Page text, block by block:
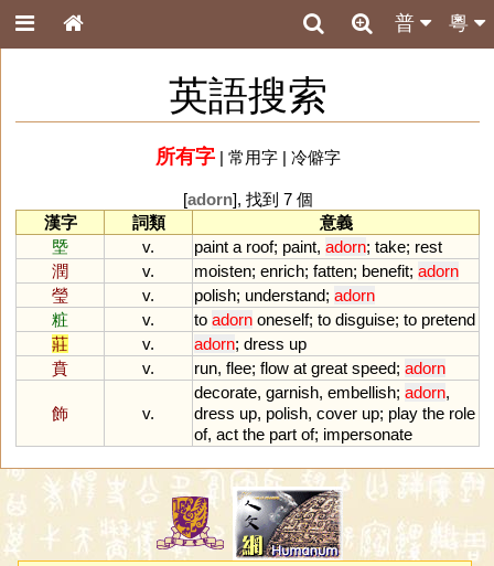
粵
普
英語搜索
所有字| 常用字| 冷僻字
[adorn], 找到 7 個
漢字
詞類
意義
塈
v. paint a roof; paint, adorn; take; rest
潤
v. moisten; enrich; fatten; benefit; adorn
瑩
v. polish; understand; adorn
粧
v. to adorn oneself; to disguise; to pretend
莊
v. adorn; dress up
賁
v. run, flee; flow at great speed; adorn
飾 v.
decorate, garnish, embellish; adorn,
dress up, polish, cover up; play the role
of, act the part of; impersonate